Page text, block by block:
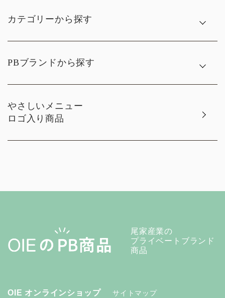
カテゴリーから探す
PBブランドから探す
やさしいメニュー
ロゴ入り商品
尾家産業の
プライベートブランド
商品
OIE オンラインショップ サイトマップ